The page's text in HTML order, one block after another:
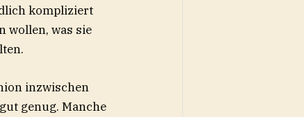
kompliziert
wollen, was sie
inzwischen
genug. Manche